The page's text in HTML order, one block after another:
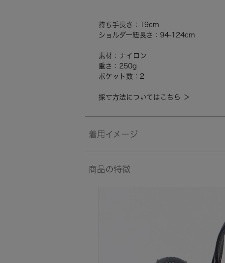
持ち手長さ：19cm
ショルダー紐長さ：94-124cm
素材：ナイロン
重さ：250g
ポケット数：2
採寸方法についてはこちら ＞
着用イメージ
商品の特徴